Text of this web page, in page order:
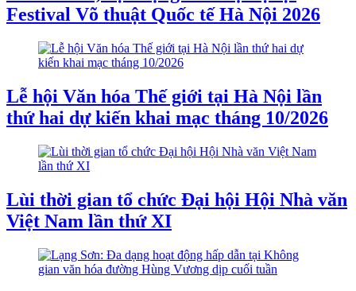
Festival Võ thuật Quốc tế Hà Nội 2026
Lễ hội Văn hóa Thế giới tại Hà Nội lần
thứ hai dự kiến khai mạc tháng 10/2026
Lùi thời gian tổ chức Đại hội Hội Nhà văn
Việt Nam lần thứ XI